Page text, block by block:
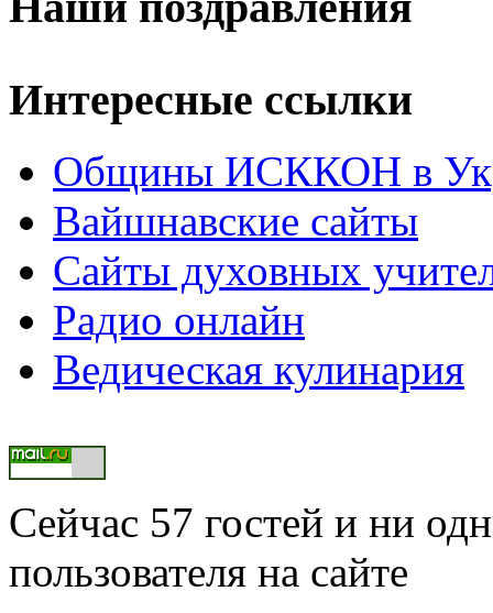
Интересные ссылки
Общины ИСККОН в
Вайшнавские сайты
Сайты духовных
Радио онлайн
Ведическая кулинария
Сейчас 57 гостей и ни
пользователя на сайте